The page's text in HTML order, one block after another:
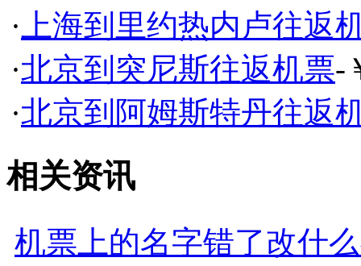
· 上海到里约热内卢往返
·北京到突尼斯往返机票-
·北京到阿姆斯特丹往返
相关资讯
机票上的名字错了改什